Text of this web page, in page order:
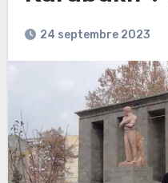
24 septembre 2023